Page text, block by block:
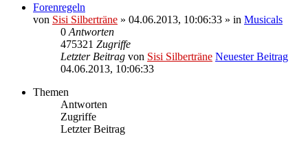
Forenregeln
von Sisi Silberträne » 04.06.2013, 10:06:33 » in Musicals
0 Antworten
475321 Zugriffe
Letzter Beitrag von Sisi Silberträne Neuester Beitrag
04.06.2013, 10:06:33
Themen
Antworten
Zugriffe
Letzter Beitrag